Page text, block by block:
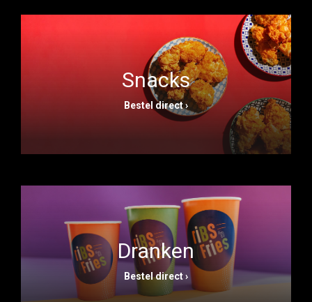
Snacks
Bestel direct ›
Dranken
Bestel direct ›